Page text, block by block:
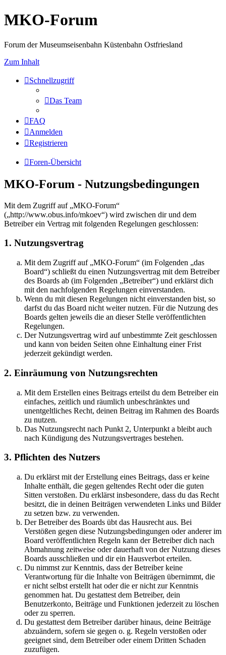
MKO-Forum
Forum der Museumseisenbahn Küstenbahn Ostfriesland
Zum Inhalt
Schnellzugriff
Das Team
FAQ
Anmelden
Registrieren
Foren-Übersicht
MKO-Forum - Nutzungsbedingungen
Mit dem Zugriff auf „MKO-Forum“
(„http://www.obus.info/mkoev“) wird zwischen dir und dem
Betreiber ein Vertrag mit folgenden Regelungen geschlossen:
1. Nutzungsvertrag
Mit dem Zugriff auf „MKO-Forum“ (im Folgenden „das
Board“) schließt du einen Nutzungsvertrag mit dem Betreiber
des Boards ab (im Folgenden „Betreiber“) und erklärst dich
mit den nachfolgenden Regelungen einverstanden.
Wenn du mit diesen Regelungen nicht einverstanden bist, so
darfst du das Board nicht weiter nutzen. Für die Nutzung des
Boards gelten jeweils die an dieser Stelle veröffentlichten
Regelungen.
Der Nutzungsvertrag wird auf unbestimmte Zeit geschlossen
und kann von beiden Seiten ohne Einhaltung einer Frist
jederzeit gekündigt werden.
2. Einräumung von Nutzungsrechten
Mit dem Erstellen eines Beitrags erteilst du dem Betreiber ein
einfaches, zeitlich und räumlich unbeschränktes und
unentgeltliches Recht, deinen Beitrag im Rahmen des Boards
zu nutzen.
Das Nutzungsrecht nach Punkt 2, Unterpunkt a bleibt auch
nach Kündigung des Nutzungsvertrages bestehen.
3. Pflichten des Nutzers
Du erklärst mit der Erstellung eines Beitrags, dass er keine
Inhalte enthält, die gegen geltendes Recht oder die guten
Sitten verstoßen. Du erklärst insbesondere, dass du das Recht
besitzt, die in deinen Beiträgen verwendeten Links und Bilder
zu setzen bzw. zu verwenden.
Der Betreiber des Boards übt das Hausrecht aus. Bei
Verstößen gegen diese Nutzungsbedingungen oder anderer im
Board veröffentlichten Regeln kann der Betreiber dich nach
Abmahnung zeitweise oder dauerhaft von der Nutzung dieses
Boards ausschließen und dir ein Hausverbot erteilen.
Du nimmst zur Kenntnis, dass der Betreiber keine
Verantwortung für die Inhalte von Beiträgen übernimmt, die
er nicht selbst erstellt hat oder die er nicht zur Kenntnis
genommen hat. Du gestattest dem Betreiber, dein
Benutzerkonto, Beiträge und Funktionen jederzeit zu löschen
oder zu sperren.
Du gestattest dem Betreiber darüber hinaus, deine Beiträge
abzuändern, sofern sie gegen o. g. Regeln verstoßen oder
geeignet sind, dem Betreiber oder einem Dritten Schaden
zuzufügen.